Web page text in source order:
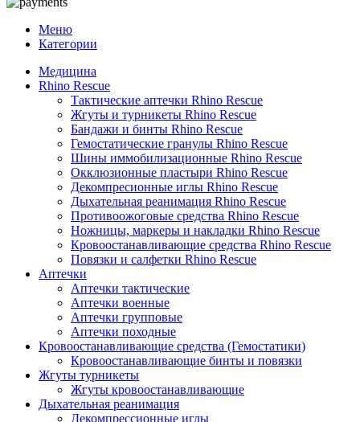
Меню
Категории
Медицина
Rhino Rescue
Тактические аптечки Rhino Rescue
Жгуты и турникеты Rhino Rescue
Бандажи и бинты Rhino Rescue
Гемостатические гранулы Rhino Rescue
Шины иммобилизационные Rhino Rescue
Окклюзионные пластыри Rhino Rescue
Декомпресионные иглы Rhino Rescue
Дыхательная реанимация Rhino Rescue
Противоожоговые средства Rhino Rescue
Ножницы, маркеры и накладки Rhino Rescue
Кровоостанавливающие средства Rhino Rescue
Повязки и салфетки Rhino Rescue
Аптечки
Аптечки тактические
Аптечки военные
Аптечки групповые
Аптечки походные
Кровоостанавливающие средства (Гемостатики)
Кровоостанавливающие бинты и повязки
Жгуты турникеты
Жгуты кровоостанавливающие
Дыхательная реанимация
Декомпрессионные иглы